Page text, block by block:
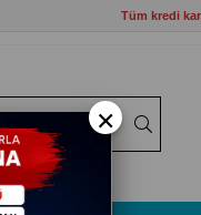
Tüm kredi
×